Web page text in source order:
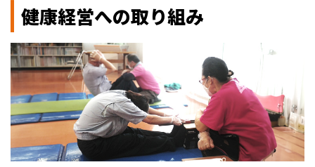
健康経営への取り組み